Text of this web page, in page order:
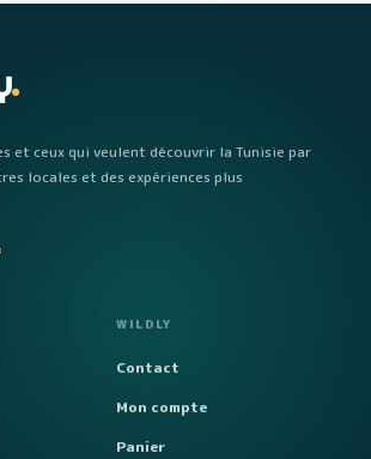
.
et ceux qui veulent découvrir la Tunisie par
locales et des expériences plus
WILDLY
Contact
Mon compte
Panier